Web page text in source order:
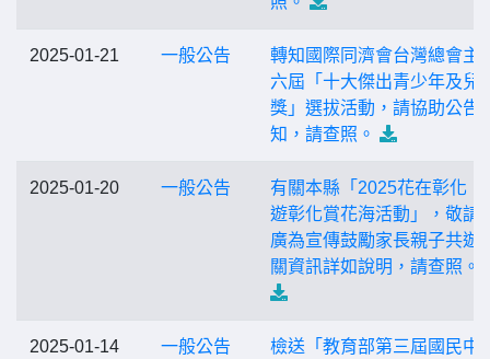
2025-01-21 一般公告
轉知國際同濟會台灣總會主
六屆「十大傑出青少年及兒
獎」選拔活動，請協助公告
知，請查照。
2025-01-20 一般公告
有關本縣「2025花在彰化｜
遊彰化賞花海活動」，敬請
廣為宣傳鼓勵家長親子共遊
關資訊詳如說明，請查照。
2025-01-14 一般公告
檢送「教育部第三屆國民中